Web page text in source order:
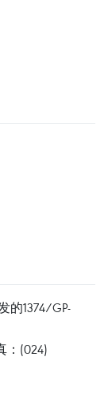
的1374/GP-
：(024)